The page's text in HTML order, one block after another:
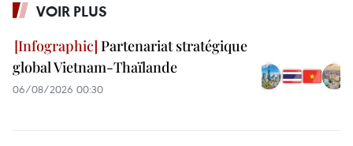
VOIR PLUS
Partenariat stratégique
global Vietnam-Thaïlande
06/08/2026 00:30